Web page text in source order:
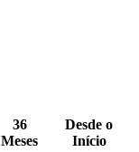
36
Meses
Desde o
Início